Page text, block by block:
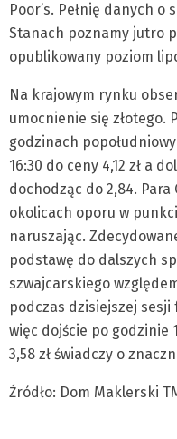
Poor’s. Pełnię danych
Stanach poznamy jutro
opublikowany poziom
Na krajowym rynku
umocnienie się złotego.
godzinach
16:30 do ceny 4,12 zł a
dochodząc do 2,84. Para
okolicach oporu w
naruszając.
podstawę do dalszych
szwajcarskiego
podczas dzisiejszej sesji
więc dojście po godzinie
3,58 zł świadczy o
Źródło: Dom Maklerski